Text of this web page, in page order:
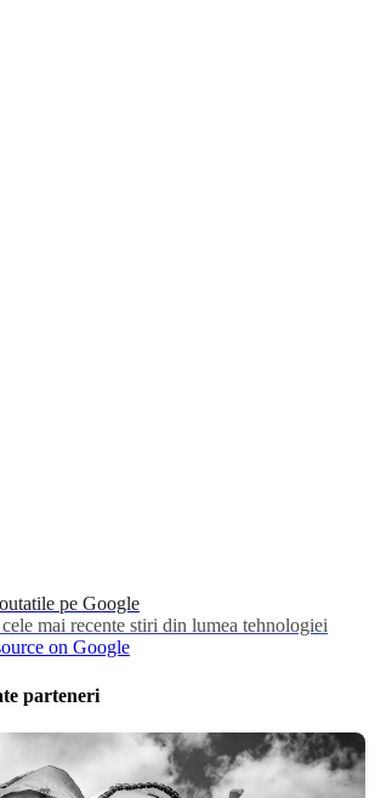
pe Google
mai recente stiri din lumea tehnologiei
parteneri